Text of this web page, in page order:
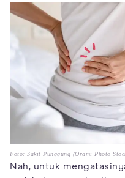
Foto: Sakit Punggung (Orami Photo
Nah, untuk